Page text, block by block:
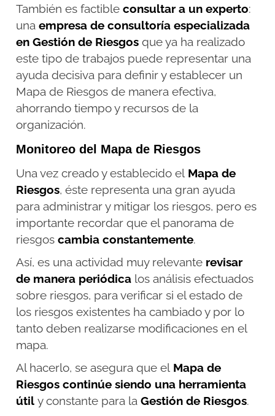
También es factibleconsultar a un experto:
unaempresa de consultoría especializada
en Gestión de Riesgos que ya ha realizado
este tipo de trabajos puede representar una
ayuda decisiva para definir y establecer un
Mapa de Riesgos de manera efectiva,
ahorrando tiempo y recursos de la
organización.
Monitoreo del Mapa de Riesgos
Una vez creado y establecido el Mapa de
Riesgos, éste representa una gran ayuda
para administrar y mitigar los riesgos, pero es
importante recordar que el panorama de
riesgoscambia constantemente.
Así, es una actividad muy relevante revisar
de manera periódica los análisis efectuados
sobre riesgos, para verificar si el estado de
los riesgos existentes ha cambiado y por lo
tanto deben realizarse modificaciones en el
mapa.
Al hacerlo, se asegura que el Mapa de
Riesgos continúe siendo una herramienta
útil y constante para laGestión de Riesgos.